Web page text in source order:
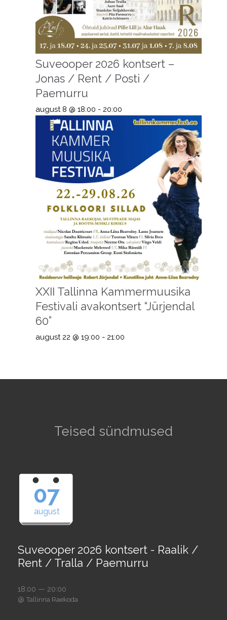
Suveooper 2026 kontsert –
Jonas / Rent / Posti /
Paemurru
august 8 @ 18:00 - 20:00
XXII Tallinna Kammermuusika
Festivali avakontsert “Jürjendal
60”
august 22 @ 19:00 - 21:00
Teised sündmused
07
august
Suveooper 2026 kontsert - Raalik /
Rent / Tralla / Paemurru
18:00 — 20:00
@ Tallinna Raekoda